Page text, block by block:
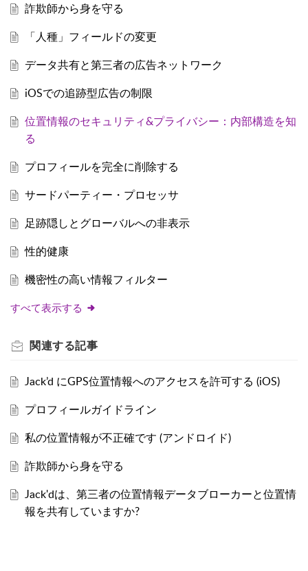
詐欺師から身を守る
「人種」フィールドの変更
データ共有と第三者の広告ネットワーク
iOSでの追跡型広告の制限
位置情報のセキュリティ&プライバシー：内部構造を知
る
プロフィールを完全に削除する
サードパーティー・プロセッサ
足跡隠しとグローバルへの非表示
性的健康
機密性の高い情報フィルター
すべて表示する
関連する記事
Jack’d にGPS位置情報へのアクセスを許可する (iOS)
プロフィールガイドライン
私の位置情報が不正確です (アンドロイド)
詐欺師から身を守る
Jack'dは、第三者の位置情報データブローカーと位置情
報を共有していますか?